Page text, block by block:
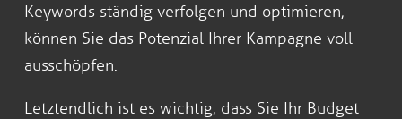
Keywords ständig verfolgen und optimieren,
können Sie das Potenzial Ihrer Kampagne voll
ausschöpfen.
Letztendlich ist es wichtig, dass Sie Ihr Budget